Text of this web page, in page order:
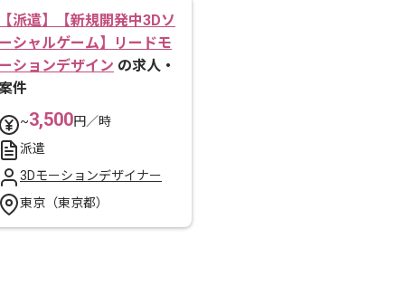
【派遣】【新規開発中3Dソ
ーシャルゲーム】リードモ
ーションデザイン の求人・
件
~3,500円／時
派遣
3Dモーションデザイナー
東京（東京都）